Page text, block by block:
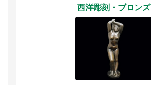
西洋彫刻・ブロンズ